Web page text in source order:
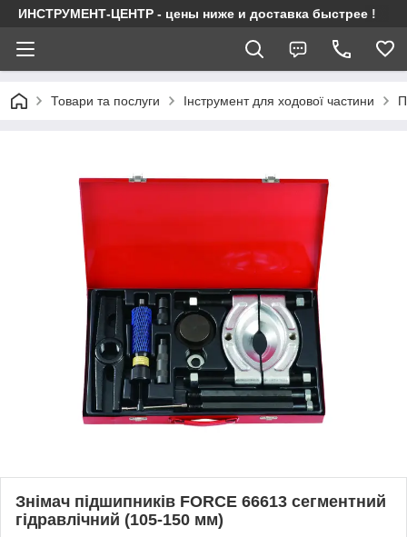
ИНСТРУМЕНТ-ЦЕНТР - цены ниже и доставка быстрее !
Товари та послуги Інструмент для ходової частини
Знімач підшипників FORCE 66613 сегментний
гідравлічний (105-150 мм)